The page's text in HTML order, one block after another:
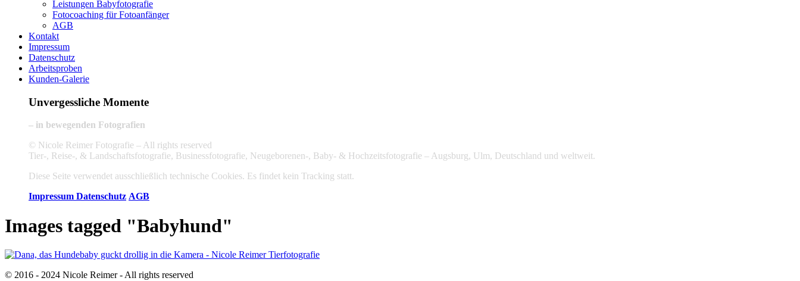
Leistungen Babyfotografie
Fotocoaching für Fotoanfänger
AGB
Kontakt
Impressum
Datenschutz
Arbeitsproben
Kunden-Galerie
Unvergessliche Momente
– in bewegenden Fotografien
© Nicole Reimer Fotografie – All rights reserved
Tier-, Reise-, & Landschaftsfotografie, Businessfotografie, Neugeborenen-, Baby- & Hochzeitsfotografie – Augsburg, Ulm, Deutschland und weltweit.
Diese Seite verwendet ausschließlich technische Cookies. Es findet kein Tracking statt.
Impressum Datenschutz AGB
Images tagged "Babyhund"
© 2016 - 2024 Nicole Reimer - All rights reserved